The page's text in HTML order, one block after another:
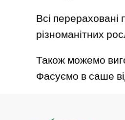
Всі перераховані
різноманітних
Також можемо
Фасуємо в саше